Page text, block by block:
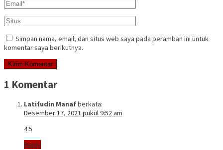
Simpan nama, email, dan situs web saya pada peramban ini untuk
komentar saya berikutnya.
1 Komentar
Latifudin Manafberkata:
Desember 17, 2021 pukul 9:52 am
4.5
Reply